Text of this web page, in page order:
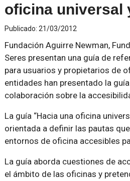
oficina universal
Publicado: 21/03/2012
Fundación Aguirre Newman,
Seres presentan una guía de
para usuarios y propietarios de
entidades han presentado la
colaboración sobre la
La guía “Hacia una oficina
orientada a definir las pautas
entornos de oficina accesibles
La guía aborda cuestiones de
el ámbito de las oficinas y